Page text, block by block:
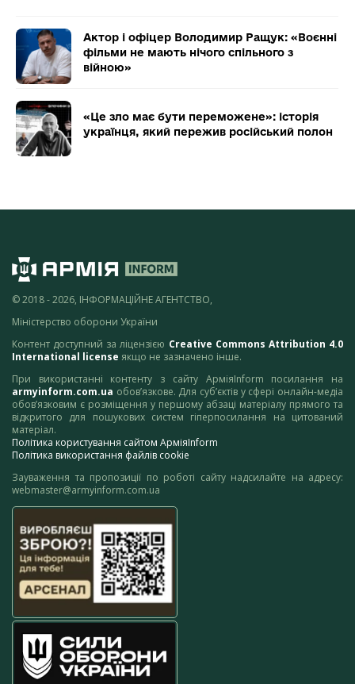
Актор і офіцер Володимир Ращук: «Воєнні
фільми не мають нічого спільного з
війною»
«Це зло має бути переможене»: історія
українця, який пережив російський полон
© 2018 - 2026, ІНФОРМАЦІЙНЕ АГЕНТСТВО,
Міністерство оборони України
Контент доступний за ліцензією Creative Commons Attribution 4.0
International license якщо не зазначено інше.
При використанні контенту з сайту АрміяInform посилання на
armyinform.com.ua обов’язкове. Для суб’єктів у сфері онлайн-медіа
обов’язковим є розміщення у першому абзаці матеріалу прямого та
відкритого для пошукових систем гіперпосилання на цитований
матеріал.
Політика користування сайтом АрміяInform
Політика використання файлів cookie
Зауваження та пропозиції по роботі сайту надсилайте на адресу:
webmaster@armyinform.com.ua